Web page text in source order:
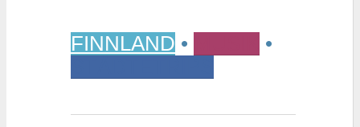
FINNLAND •
•